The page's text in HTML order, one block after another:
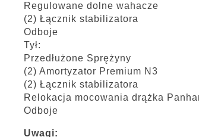
Regulowane dolne wahacze
(2) Łącznik stabilizatora
Odboje
Tył:
Przedłużone Sprężyny
(2) Amortyzator Premium N3
(2) Łącznik stabilizatora
Relokacja mocowania drążka
Odboje
Uwagi: